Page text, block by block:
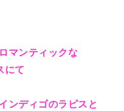
ンティックな
にて
ンディゴのラピスと